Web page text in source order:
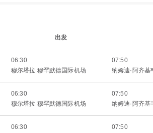
出发
06:30
穆尔塔拉 穆罕默德国际机场
07:50
纳姆迪·阿齐基
06:30
穆尔塔拉 穆罕默德国际机场
07:50
纳姆迪·阿齐基
06:30
07:50